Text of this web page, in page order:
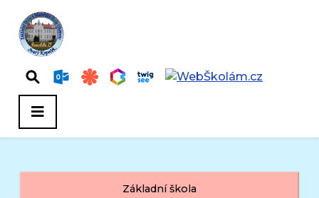
Základní škola